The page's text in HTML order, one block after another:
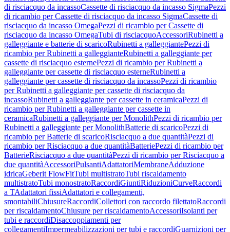
di risciacquo da incassoCassette di risciacquo da incasso SigmaPezzi
di ricambio per Cassette di risciacquo da incasso SigmaCassette di
risciacquo da incasso OmegaPezzi di ricambio per Cassette di
risciacquo da incasso OmegaTubi di risciacquoAccessoriRubinetti a
galleggiante e batterie di scaricoRubinetti a galleggiantePezzi di
ricambio per Rubinetti a galleggianteRubinetti a galleggiante per
cassette di risciacquo esternePezzi di ricambio per Rubinetti a
galleggiante per cassette di risciacquo esterneRubinetti a
galleggiante per cassette di risciacquo da incassoPezzi di ricambio
per Rubinetti a galleggiante per cassette di risciacquo da
incassoRubinetti a galleggiante per cassette in ceramicaPezzi di
ricambio per Rubinetti a galleggiante per cassette in
ceramicaRubinetti a galleggiante per MonolithPezzi di ricambio per
Rubinetti a galleggiante per MonolithBatterie di scaricoPezzi di
ricambio per Batterie di scaricoRisciacquo a due quantitàPezzi di
ricambio per Risciacquo a due quantitàBatteriePezzi di ricambio per
BatterieRisciacquo a due quantitàPezzi di ricambio per Risciacquo a
due quantitàAccessoriPulsantiAdattatoriMembraneAdduzione
idricaGeberit FlowFitTubi multistratoTubi riscaldamento
multistratoTubi monostratoRaccordiGiuntiRiduzioniCurveRaccordi
a TAdattatori fissiAdattatori e collegamenti,
smontabiliChiusureRaccordiCollettori con raccordo filettatoRaccordi
per riscaldamentoChiusure per riscaldamentoAccessoriIsolanti per
tubi e raccordiDisaccoppiamenti per
collegamentiImpermeabilizzazioni per tubi e raccordiGuarnizioni per